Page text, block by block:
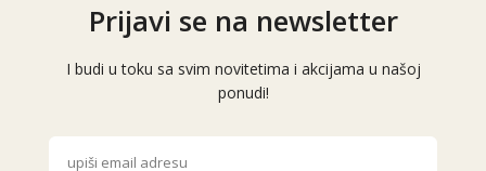
Prijavi se na newsletter
I budi u toku sa svim novitetima i akcijama u našoj
ponudi!